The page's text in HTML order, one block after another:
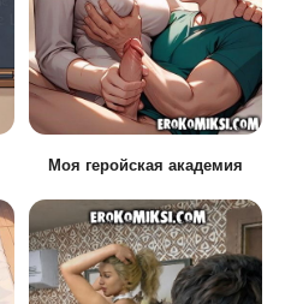
Моя геройская академия